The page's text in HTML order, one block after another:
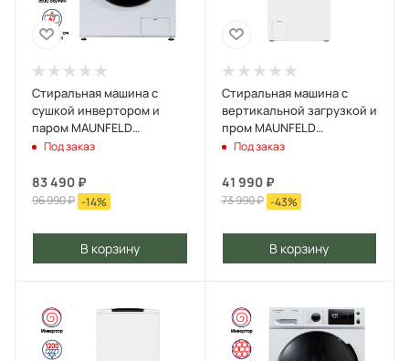
Стиральная машина c
сушкой инвертором и
паром MAUNFELD
MFWM1586WH Белый
Под заказ
83 490 ₽
96 990₽ -14%
В корзину
Стиральная машина с
вертикальной загрузкой и
пром MAUNFELD
MFWM127WH Белый
Под заказ
41 990₽
73 990₽ -43%
В корзину